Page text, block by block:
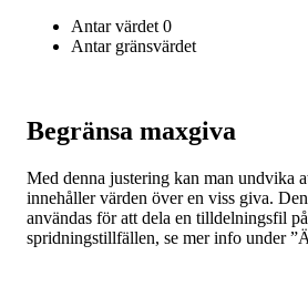
Antar värdet 0
Antar gränsvärdet
Begränsa maxgiva
Med denna justering kan man undvika
innehåller värden över en viss giva.
användas för att dela en tilldelningsfil
spridningstillfällen, se mer info under